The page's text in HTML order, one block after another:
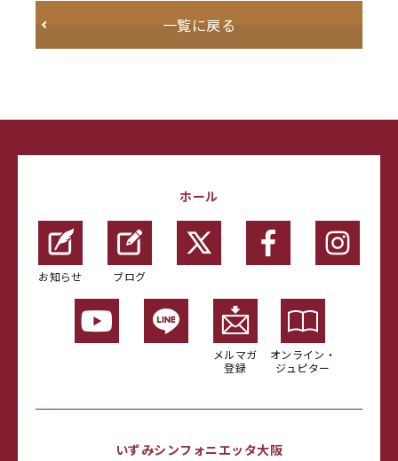
一覧に戻る
ホール
お知らせ ブログ
メルマガ
登録
オンライン・
ジュピター
いずみシンフォニエッタ大阪